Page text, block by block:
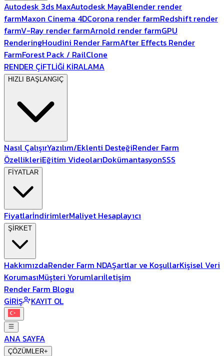
Autodesk 3ds MaxAutodesk MayaBlender render
farmMaxon Cinema 4DCorona render farmRedshift render
farmV-Ray render farmArnold render farmGPU
RenderingHoudini Render FarmAfter Effects Render
FarmForest Pack / RailClone
RENDER ÇİFTLİĞİ KİRALAMA
HIZLI BAŞLANGIÇ
Nasıl ÇalışırYazılım/Eklenti DesteğiRender Farm
ÖzellikleriEğitim VideolarıDokümantasyonSSS
FİYATLAR
FiyatlarİndirimlerMaliyet Hesaplayıcı
ŞİRKET
HakkımızdaRender Farm NDAŞartlar ve KoşullarKişisel Veri
KorumasıMüşteri Yorumlarıİletişim
Render Farm Blogu
GİRİŞ
KAYIT OL
ANA SAYFA
ÇÖZÜMLER+